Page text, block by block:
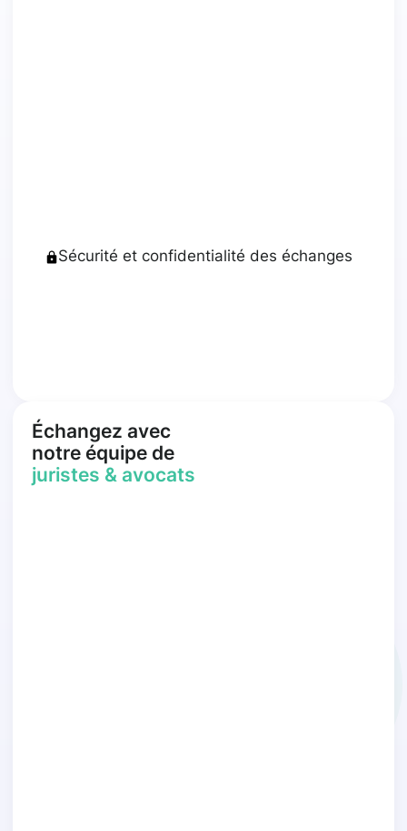
Sécurité et confidentialité des échanges
Échangez avec
notre équipe de
juristes & avocats